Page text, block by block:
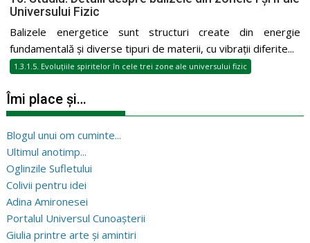
Universului Fizic
Balizele energetice sunt structuri create din energie
fundamentală și diverse tipuri de materii, cu vibrații diferite...
1.3.1.5. Evoluțiile spiritelor în cele trei zone ale universului fizic
Îmi place și…
Blogul unui om cuminte...
Ultimul anotimp...
Oglinzile Sufletului
Colivii pentru idei
Adina Amironesei
Portalul Universul Cunoașterii
Giulia printre arte și amintiri